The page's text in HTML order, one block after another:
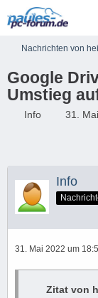
Nachrichten von
Google
Umstieg
Info 31.
Info
31. Mai 2022 um
Zitat von